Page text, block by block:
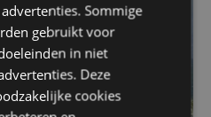
Sommige
gebruikt voor
in niet
Deze
cookies